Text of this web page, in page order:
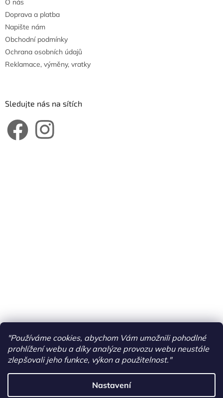
"Používáme cookies, abychom Vám umožnili pohodlné
prohlížení webu a díky analýze provozu webu neustále
zlepšovali jeho funkce, výkon a použitelnost."
Nastavení
O nás
Doprava a platba
Napište nám
Obchodní podmínky
Ochrana osobních údajů
Reklamace, výměny, vratky
Sledujte nás na sítích
Vytvořil Shoptet